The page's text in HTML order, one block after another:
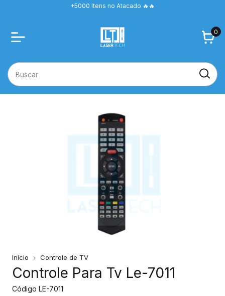
+5000 Itens no Atacado 🔥🔥
0
Início Controle de TV
Controle Para Tv Le-7011
Código LE-7011